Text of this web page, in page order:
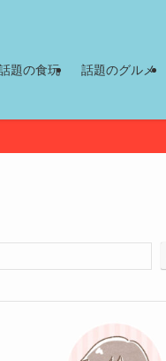
題の食玩 話題のグルメ